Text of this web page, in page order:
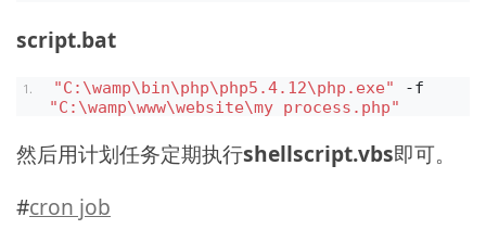
script.bat
"C:\wamp\bin\php\php5.4.12\php.exe"
"C:\wamp\www\website\my_process.php"
然后用计划任务定期执行shellscript.vbs即可。
#cron job